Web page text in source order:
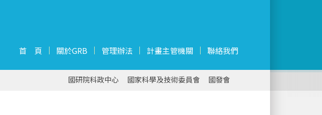
首 頁 關於GRB 管理辦法 計畫主管機關 聯絡我們
國研院科政中心 國家科學及技術委員會 國發會